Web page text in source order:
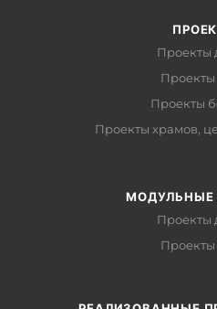
Проекты
Проекты
Проекты
Проекты храмов,
МОДУЛЬНЫЕ
Проекты
Проекты